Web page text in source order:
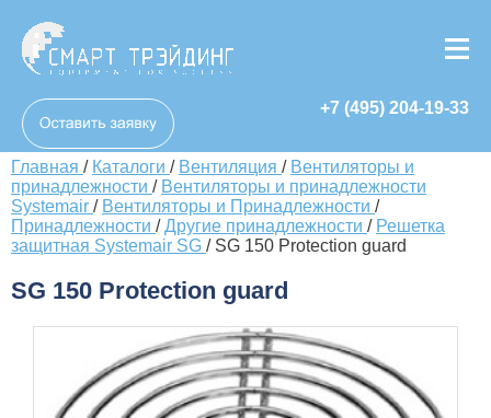
+7 (495) 204-19-33
Главная / Каталоги / Вентиляция / Вентиляторы и
принадлежности / Вентиляторы и принадлежности
Systemair / Вентиляторы и Принадлежности /
Принадлежности /Другие принадлежности / Решетка
защитная Systemair SG / SG 150 Protection guard
SG 150 Protection guard